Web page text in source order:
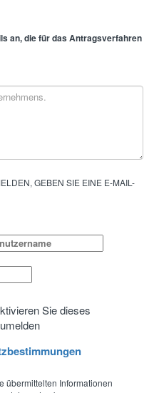
an, die für das Antragsverfahren
GEBEN SIE EINE E-MAIL-
Sie dieses
übermittelten Informationen